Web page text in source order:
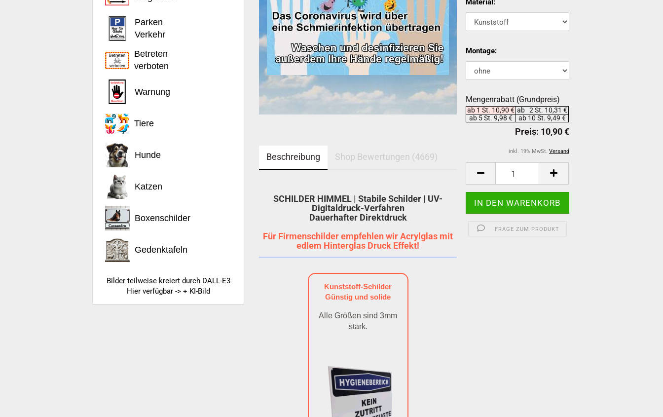
Material:
Montage:
Mengenrabatt (Grundpreis)
ab 1 St. 10,90 € ab 2 St. 10,31 €
ab 5 St. 9,98 €
ab 10 St. 9,49 €
inkl. 19% MwSt. Versand
FRAGE ZUM PRODUKT
Beschreibung Shop Bewertungen (4669)
SCHILDER HIMMEL | Stabile Schilder | UV-
Digitaldruck-Verfahren
Dauerhafter Direktdruck
Für Firmenschilder empfehlen wir Acrylglas mit
edlem Hinterglas Druck Effekt!
Kunststoff-Schilder
Günstig und solide
Alle Größen sind 3mm
stark.
Parken
Verkehr
Betreten
verboten
Warnung
Tiere
Hunde
Katzen
Boxenschilder
Gedenktafeln
Bilder teilweise kreiert durch DALL-E3
Hier verfügbar -> + KI-Bild